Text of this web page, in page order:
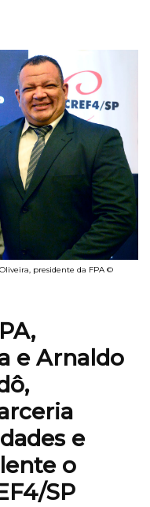
presidente da FPA ©
e Arnaldo
e
o
SP